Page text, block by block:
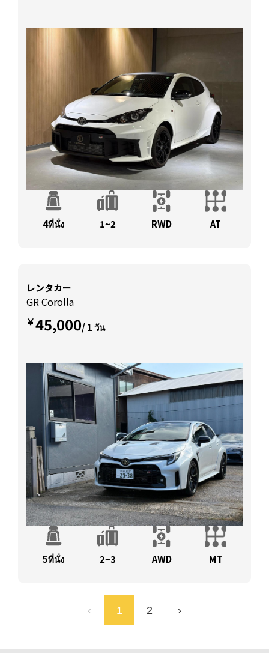
4ที่นั่ง 1~2 RWD AT
レンタカー
GR Corolla
￥45,000/ 1 วัน
5ที่นั่ง 2~3 AWD MT
‹ 1 2 ›